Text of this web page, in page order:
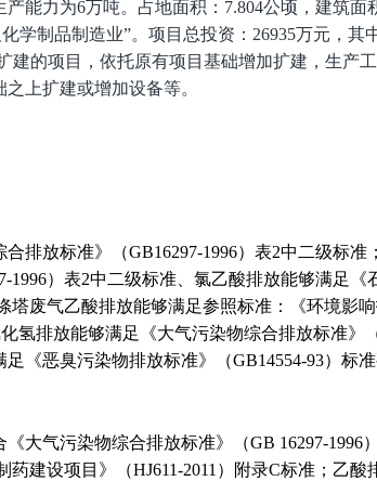
能力为6万吨。占地面积：7.804公顷，建筑面
学制品制造业”。项目总投资：26935万元，
建的项目，依托原有项目基础增加扩建，生产
上扩建或增加设备等。
排放标准》（GB16297-1996）表2中二级标
）表2中二级标准、氯乙酸排放能够满足《
塔废气乙酸排放能够满足参照标准：《环境影
氢排放能够满足《大气污染物综合排放标准》
《恶臭污染物排放标准》（GB14554-93）标准
大气污染物综合排放标准》（GB 16297-1996
建设项目》（HJ611-2011）附录C标准；乙